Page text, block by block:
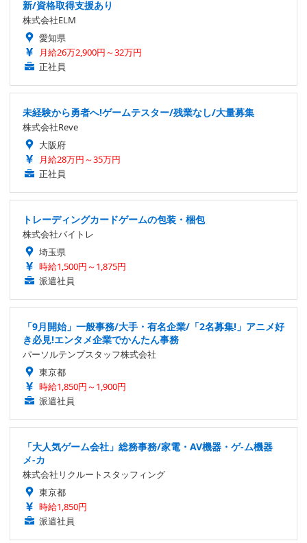
新/資格取得支援あり
株式会社ELM
愛知県
月給26万2,900円～32万円
正社員
未経験から勇者へ!ゲームテスター/残業なし/大量募集
株式会社Reve
大阪府
月給28万円～35万円
正社員
トレーディングカードゲームの包装・梱包
株式会社バイトレ
埼玉県
時給1,500円～1,875円
派遣社員
「9月開始」一般事務/大手・有名企業/「2名募集!」アニメ好
き必見!エンタメ企業でかんたん事務
パーソルテンプスタッフ株式会社
東京都
時給1,850円～1,900円
派遣社員
「大人気ゲーム会社」総務事務/家電・AV機器・ゲ-ム機器
メ-カ
株式会社リクルートスタッフィング
東京都
時給1,850円
派遣社員